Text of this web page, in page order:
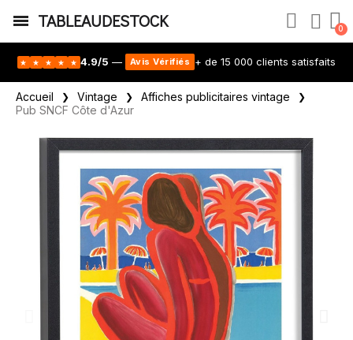
TABLEAUDESTOCK
★ ★ ★ ★ ★ 4.9/5 — Avis Vérifiés + de 15 000 clients satisfaits
Accueil Vintage
Affiches publicitaires vintage
Pub SNCF Côte d'Azur